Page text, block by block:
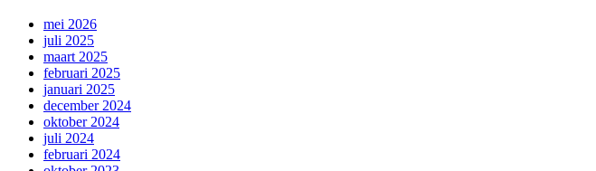
mei 2026
juli 2025
maart 2025
februari 2025
januari 2025
december 2024
oktober 2024
juli 2024
februari 2024